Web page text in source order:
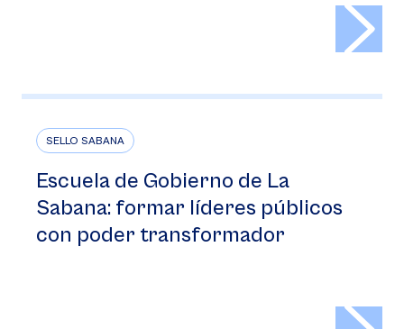
SELLO SABANA
Escuela de Gobierno de La
Sabana: formar líderes públicos
con poder transformador